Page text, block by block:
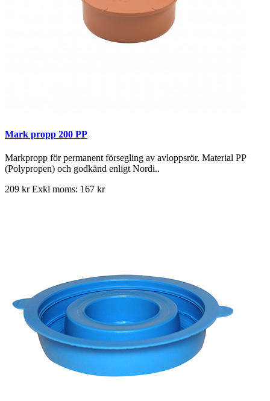
Mark propp 200 PP
Markpropp för permanent försegling av avloppsrör. Material PP
(Polypropen) och godkänd enligt Nordi..
209 krExkl moms: 167 kr